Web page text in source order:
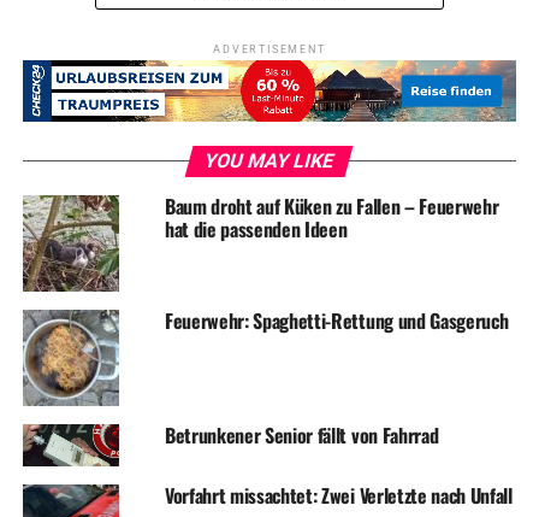
ADVERTISEMENT
Einbrecher scheitern an Fenster
DON'T MISS
Betrunken vom Mofa gefallen und schwer verletzt
ADVERTISEMENT
YOU MAY LIKE
Baum droht auf Küken zu Fallen – Feuerwehr
hat die passenden Ideen
Feuerwehr: Spaghetti-Rettung und Gasgeruch
Betrunkener Senior fällt von Fahrrad
Vorfahrt missachtet: Zwei Verletzte nach Unfall